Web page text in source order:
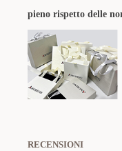
pieno rispetto delle
RECENSIONI